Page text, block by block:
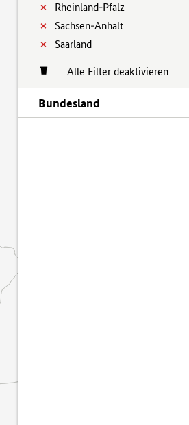
Rheinland-Pfalz
Sachsen-Anhalt
Saarland
Alle Filter deaktivieren
Bundesland